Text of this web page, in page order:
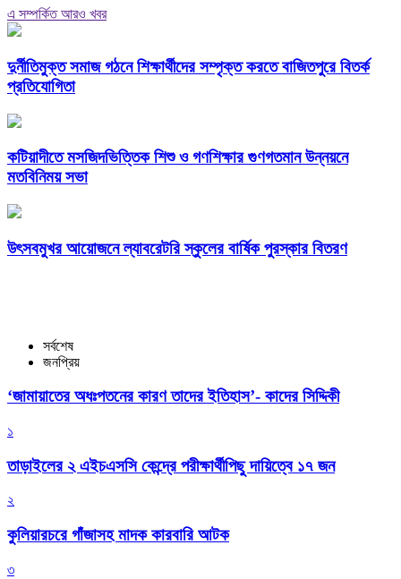
এ সম্পর্কিত আরও খবর
দুর্নীতিমুক্ত সমাজ গঠনে শিক্ষার্থীদের সম্পৃক্ত করতে বাজিতপুরে বিতর্ক
প্রতিযোগিতা
কটিয়াদীতে মসজিদভিত্তিক শিশু ও গণশিক্ষার গুণগতমান উন্নয়নে
মতবিনিময় সভা
উৎসবমুখর আয়োজনে ল্যাবরেটরি স্কুলের বার্ষিক পুরস্কার বিতরণ
সর্বশেষ
জনপ্রিয়
‘জামায়াতের অধঃপতনের কারণ তাদের ইতিহাস’- কাদের সিদ্দিকী
১
তাড়াইলের ২ এইচএসসি কেন্দ্রে পরীক্ষার্থীপিছু দায়িত্বে ১৭ জন
২
কুলিয়ারচরে গাঁজাসহ মাদক কারবারি আটক
৩